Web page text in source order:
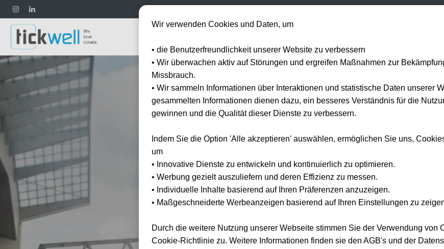
Wir verwenden Cookies und Daten, um
• die Benutzerfreundlichkeit unserer Website zu verbessern
• Wir überwachen aktiv auf Störungen und ergreifen Maßnahmen zur
Missbrauch.
• Wir sammeln Informationen über Interaktionen und statistische Daten unserer
gesammelten Informationen dienen dazu, ein besseres Verständnis für die
gewinnen und die Qualität dieser Dienste zu verbessern.
Indem Sie die Option 'Alle akzeptieren' auswählen, ermöglichen Sie uns,
um
• Innovative Dienste zu entwickeln und kontinuierlich zu optimieren.
• Werbung gezielt auszuliefern und deren Effizienz zu messen.
• Individuelle Inhalte basierend auf Ihren Präferenzen anzuzeigen.
• Maßgeschneiderte Werbeanzeigen basierend auf Ihren Einstellungen zu
Durch die weitere Nutzung unserer Webseite stimmen Sie der Verwendung von
Cookie-Richtlinie zu. Weitere Informationen finden sie den AGB's und der